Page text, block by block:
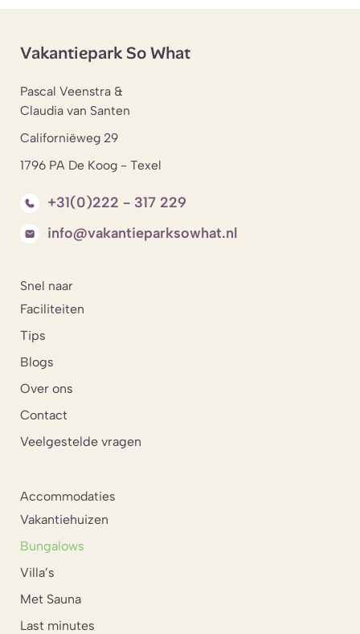
Vakantiepark So What
Pascal Veenstra &
Claudia van Santen
Californiëweg 29
1796 PA De Koog - Texel
+31(0)222 - 317 229
info@vakantieparksowhat.nl
Snel naar
Faciliteiten
Tips
Blogs
Over ons
Contact
Veelgestelde vragen
Accommodaties
Vakantiehuizen
Bungalows
Villa’s
Met Sauna
Last minutes